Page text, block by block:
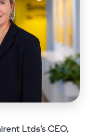
Ltds’s CEO,